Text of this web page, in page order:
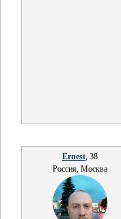
Ernest, 38
Россия, Москва